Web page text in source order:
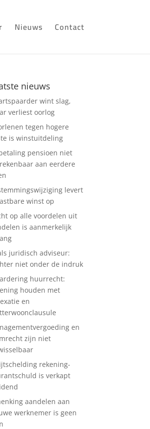
Nieuws Contact
nieuws
wint slag,
verliest oorlog
tegen hogere
is winstuitdeling
pensioen niet
aan eerdere
levert
winst op
op alle voordelen uit
is aanmerkelijk
juridisch adviseur:
niet onder de indruk
huurrecht:
houden met
en
en
zijn niet
rekening-
is verkapt
aandelen aan
werknemer is geen